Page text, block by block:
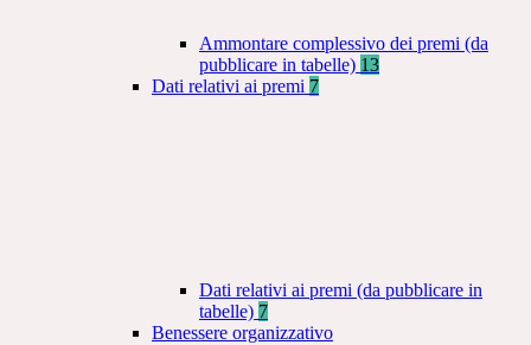
Ammontare complessivo dei premi (da
pubblicare in tabelle) 13
Dati relativi ai premi 7
Dati relativi ai premi (da pubblicare in
tabelle) 7
Benessere organizzativo